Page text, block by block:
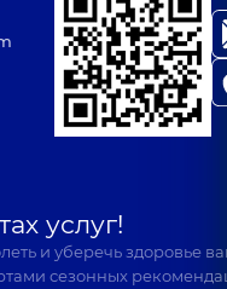
услуг!
и уберечь здоровье
сезонных